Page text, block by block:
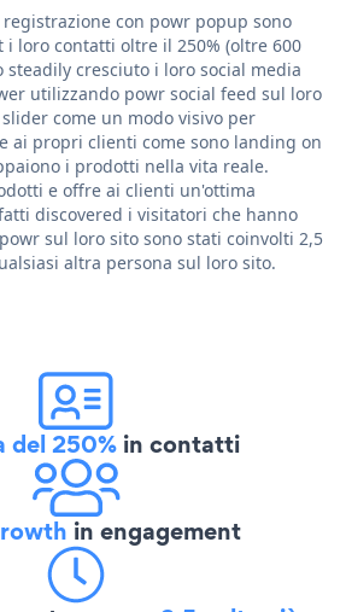
con powr popup sono
loro contatti oltre il 250% (oltre 600
cresciuto i loro social media
utilizzando powr social feed sul loro
come un modo visivo per
ai propri clienti come sono landing on
i prodotti nella vita reale.
e offre ai clienti un'ottima
discovered i visitatori che hanno
sul loro sito sono stati coinvolti 2,5
altra persona sul loro sito.
del 250% in contatti
in engagement